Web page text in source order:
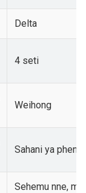
Delta
4 seti
Weihong
Sahani ya
Sehemu nne,